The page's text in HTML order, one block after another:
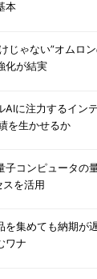
本
じゃない”オムロ
化が結実
AIに注力するイン
を生かせるか
子コンピュータの
スを活用
を集めても納期が
ワナ